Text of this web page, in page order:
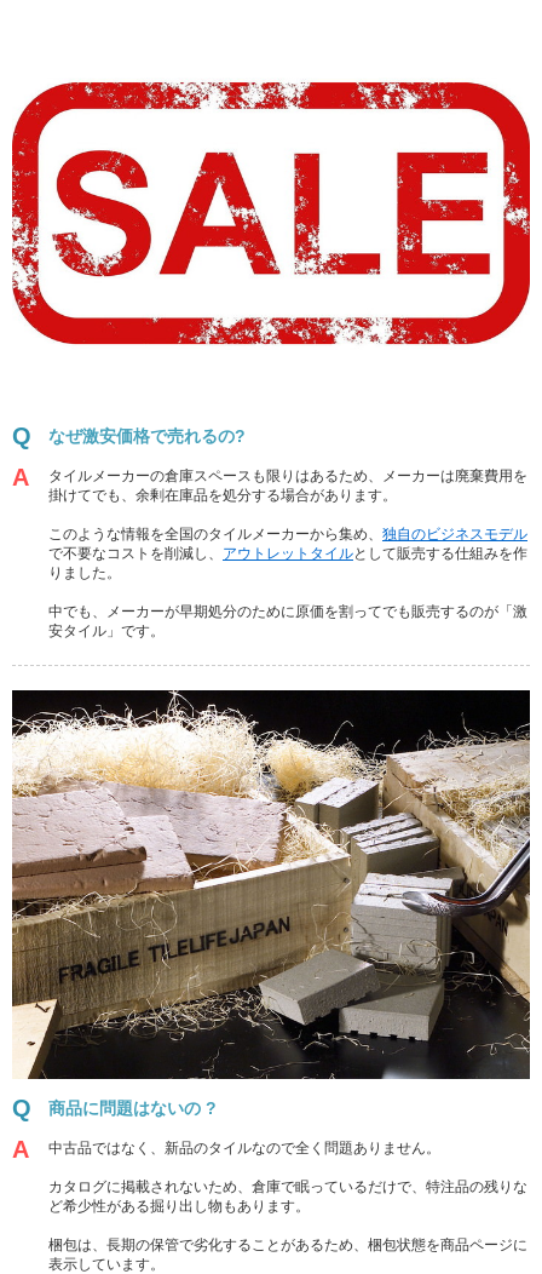
なぜ激安価格で売れるの?
タイルメーカーの倉庫スペースも限りはあるため、メーカーは廃棄費用を
掛けてでも、余剰在庫品を処分する場合があります。
このような情報を全国のタイルメーカーから集め、 独自のビジネスモデル
で不要なコストを削減し、 アウトレットタイルとして販売する仕組みを作
りました。
中でも、メーカーが早期処分のために原価を割ってでも販売するのが「激
安タイル」です。
商品に問題はないの ?
中古品ではなく、新品のタイルなので全く問題ありません。
カタログに掲載されないため、倉庫で眠っているだけで、特注品の残りな
ど希少性がある掘り出し物もあります。
梱包は、長期の保管で劣化することがあるため、梱包状態を商品ページに
表示しています。